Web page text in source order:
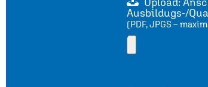
Ausbildugs-/
(PDF, JPGS –